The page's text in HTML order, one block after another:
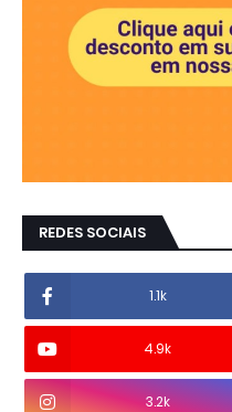
REDES SOCIAIS
1.1k
4.9k
3.2k